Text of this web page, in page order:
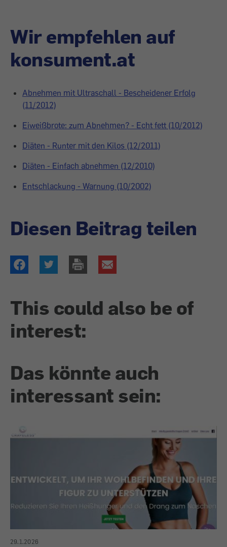
Wir empfehlen auf
konsument.at
Abnehmen mit Ultraschall - Bescheidener Erfolg
(11/2012)
Eiweißbrote: zum Abnehmen? - Echt fett (10/2012)
Diäten - Runter mit den Kilos (12/2011)
Diäten - Einfach abnehmen (12/2010)
Entschlackung - Warnung (10/2002)
Diesen Beitrag teilen
This could also be of
interest:
Das könnte auch
interessant sein:
29.1.2026